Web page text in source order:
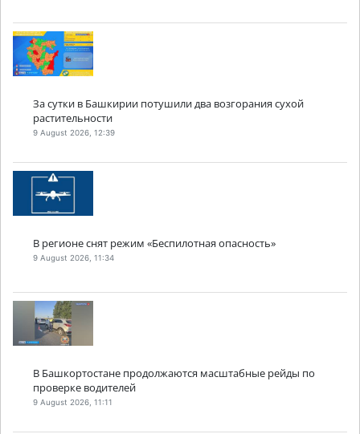
За сутки в Башкирии потушили два возгорания сухой
растительности
9 August 2026, 12:39
В регионе снят режим «Беспилотная опасность»
9 August 2026, 11:34
В Башкортостане продолжаются масштабные рейды по
проверке водителей
9 August 2026, 11:11